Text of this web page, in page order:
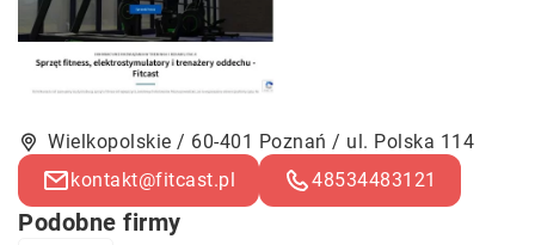
Wielkopolskie / 60-401 Poznań / ul. Polska 114
kontakt@fitcast.pl
48534483121
Podobne firmy